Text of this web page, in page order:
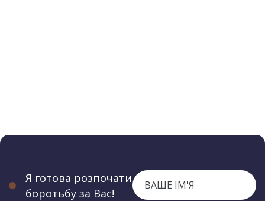
Я готова розпочати
боротьбу за Вас!